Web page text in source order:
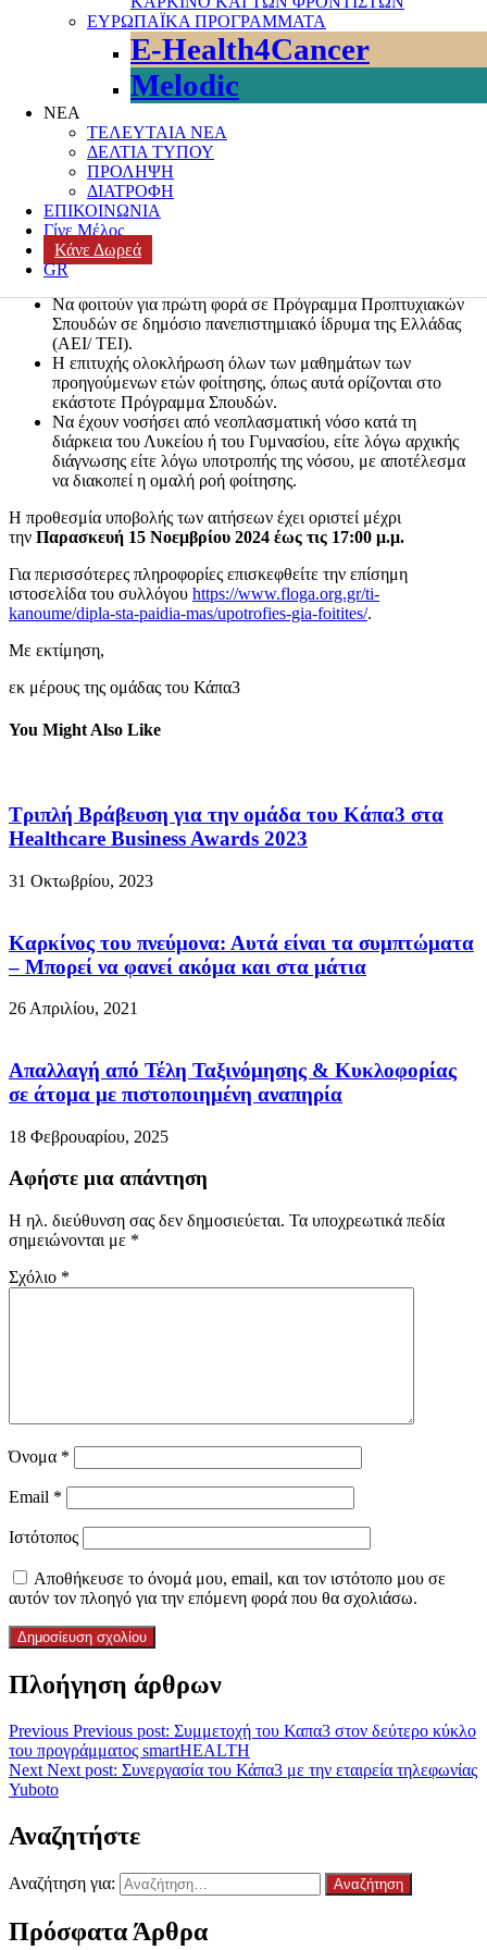
ΕΥΡΩΠΑΪΚΑ ΠΡΟΓΡΑΜΜΑΤΑ
E-Health4Cancer
Melodic
ΝΕΑ
ΤΕΛΕΥΤΑΙΑ ΝΕΑ
ΔΕΛΤΙΑ ΤΥΠΟΥ
ΠΡΟΛΗΨΗ
ΔΙΑΤΡΟΦΗ
ΕΠΙΚΟΙΝΩΝΙΑ
Γίνε Μέλος
Κάνε Δωρεά
GR
Μια εξαιρετική πρωτοβουλία τουΣυλλόγου Γονιών Παιδιών με
Νεοπλασματική Ασθένεια – Η Φλόγα, προκηρύσσει τη
δεκαπέντε υποτροφιών ύψους 2.000 ευρώ
ακαδημαϊκό έτος 2024-2025 σε προπτυχιακούς φοιτητές που
φοιτούν σε δημόσια πανεπιστημιακά ιδρύματα στην Ελλάδα, οι
οποίοι ολοκλήρωσαν με επιτυχία όλα τα μαθήματα των
προηγούμενων ετών φοίτησης και νόσησαν από νεοπλασματική
νόσο (αρχική διάγνωση ή υποτροπή) κατά τη διάρκεια του Λυκείου
ή του Γυμνασίου.
Προϋποθέσεις συμμετοχής στο πρόγραμμα:
Οι φοιτητές να διαθέτουν ελληνικό Αριθμό Φορολογικού
Μητρώου (ΑΦΜ).
Να φοιτούν για πρώτη φορά σε Πρόγραμμα Προπτυχιακών
Σπουδών σε δημόσιο πανεπιστημιακό ίδρυμα της Ελλάδας
(ΑΕΙ/ ΤΕΙ).
Η επιτυχής ολοκλήρωση όλων των μαθημάτων των
προηγούμενων ετών φοίτησης, όπως αυτά ορίζονται στο
εκάστοτε Πρόγραμμα Σπουδών.
Να έχουν νοσήσει από νεοπλασματική νόσο κατά τη
διάρκεια του Λυκείου ή του Γυμνασίου, είτε λόγω αρχικής
διάγνωσης είτε λόγω υποτροπής της νόσου, με αποτέλεσμα
να διακοπεί η ομαλή ροή φοίτησης.
Η προθεσμία υποβολής των αιτήσεων έχει οριστεί μέχρι
την Παρασκευή 15 Νοεμβρίου 2024 έως τις 17:00 μ.μ.
Για περισσότερες πληροφορίες επισκεφθείτε την επίσημη
ιστοσελίδα του συλλόγου https://www.floga.org.gr/ti-
kanoume/dipla-sta-paidia-mas/upotrofies-gia-foitites/.
Με εκτίμηση,
εκ μέρους της ομάδας του Κάπα3
You Might Also Like
Τριπλή Βράβευση για την ομάδα του Κάπα3 στα
Healthcare Business Awards 2023
31 Οκτωβρίου, 2023
Καρκίνος του πνεύμονα: Αυτά είναι τα συμπτώματα
– Μπορεί να φανεί ακόμα και στα μάτια
26 Απριλίου, 2021
Απαλλαγή από Τέλη Ταξινόμησης & Κυκλοφορίας
σε άτομα με πιστοποιημένη αναπηρία
18 Φεβρουαρίου, 2025
Αφήστε μια απάντηση
Η ηλ. διεύθυνση σας δεν δημοσιεύεται. Τα υποχρεωτικά πεδία
σημειώνονται με *
Σχόλιο *
Όνομα *
Email *
Ιστότοπος
Αποθήκευσε το όνομά μου, email, και τον ιστότοπο μου σε
αυτόν τον πλοηγό για την επόμενη φορά που θα σχολιάσω.
Πλοήγηση άρθρων
Previous Previous post: Συμμετοχή του Καπα3 στον δεύτερο κύκλο
του προγράμματος smartHEALTH
Next Next post: Συνεργασία του Κάπα3 με την εταιρεία τηλεφωνίας
Yuboto
Αναζητήστε
Αναζήτηση για:
Πρόσφατα Άρθρα